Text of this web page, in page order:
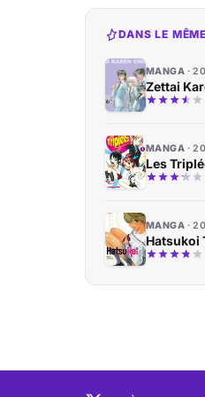
DANS LE
MANGA
Zettai
MANGA
Les
MANGA
Hatsukoi